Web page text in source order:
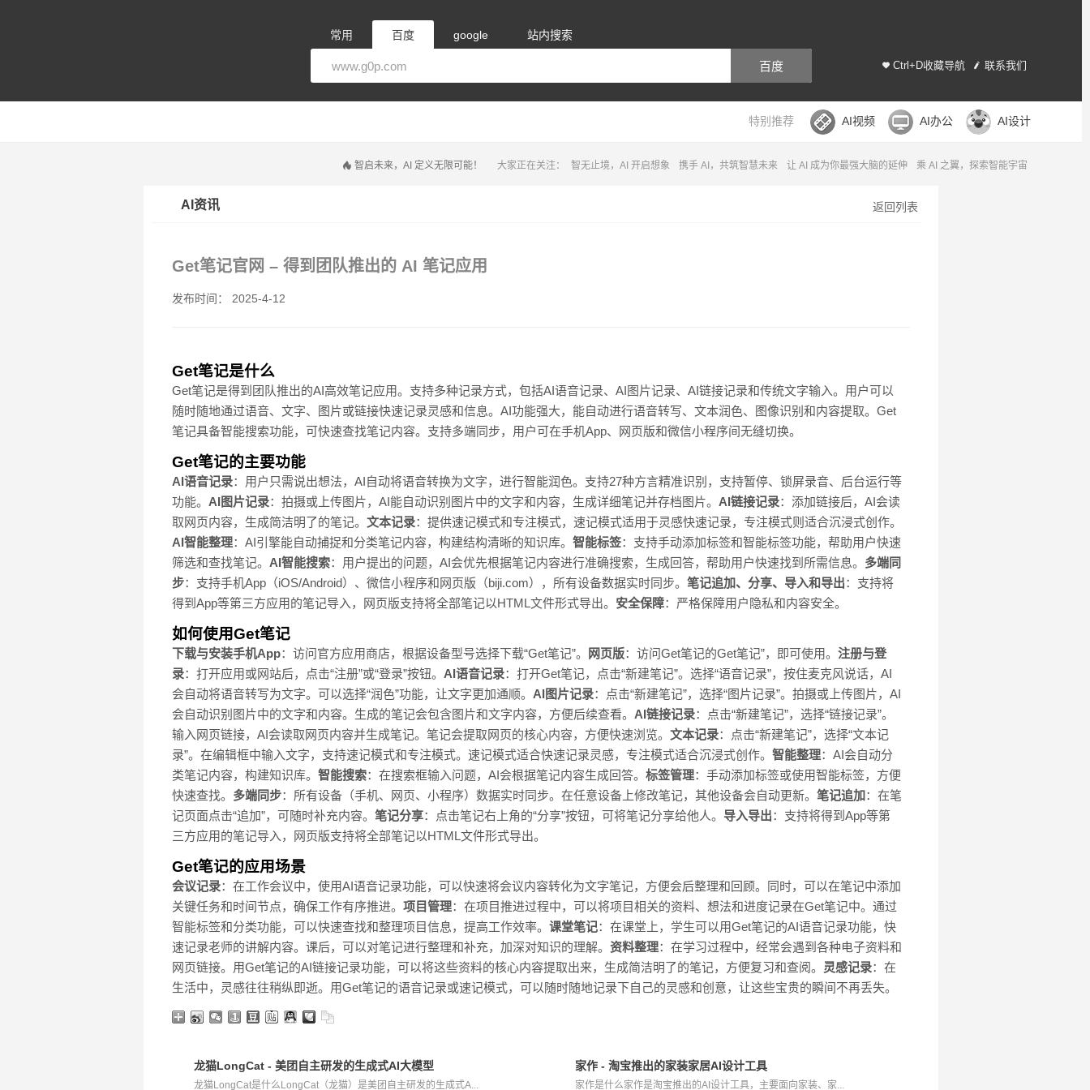
常用 百度 google 站内搜索
Ctrl+D收藏导航 联系我们
百度
特别推荐 AI视频 AI办公 AI设计
大家正在关注： 智无止境，AI 开启想象 携手 AI，共筑智慧未来 让 AI 成为你最强大脑的延伸 乘 AI 之翼，探索智能宇宙
智启未来，AI 定义无限可能！
返回列表
AI资讯
Get笔记官网 – 得到团队推出的 AI 笔记应用
发布时间： 2025-4-12
Get笔记是什么
Get笔记是得到团队推出的AI高效笔记应用。支持多种记录方式，包括AI语音记录、AI图片记录、AI链接记录和传统文字输入。用户可以
随时随地通过语音、文字、图片或链接快速记录灵感和信息。AI功能强大，能自动进行语音转写、文本润色、图像识别和内容提取。Get
笔记具备智能搜索功能，可快速查找笔记内容。支持多端同步，用户可在手机App、网页版和微信小程序间无缝切换。
Get笔记的主要功能
AI语音记录：用户只需说出想法，AI自动将语音转换为文字，进行智能润色。支持27种方言精准识别，支持暂停、锁屏录音、后台运行等
功能。 AI图片记录：拍摄或上传图片，AI能自动识别图片中的文字和内容，生成详细笔记并存档图片。 AI链接记录：添加链接后，AI会读
取网页内容，生成简洁明了的笔记。 文本记录：提供速记模式和专注模式，速记模式适用于灵感快速记录，专注模式则适合沉浸式创作。
AI智能整理：AI引擎能自动捕捉和分类笔记内容，构建结构清晰的知识库。 智能标签：支持手动添加标签和智能标签功能，帮助用户快速
筛选和查找笔记。 AI智能搜索：用户提出的问题，AI会优先根据笔记内容进行准确搜索，生成回答，帮助用户快速找到所需信息。 多端同
步：支持手机App（iOS/Android）、微信小程序和网页版（biji.com），所有设备数据实时同步。 笔记追加、分享、导入和导出：支持将
得到App等第三方应用的笔记导入，网页版支持将全部笔记以HTML文件形式导出。 安全保障：严格保障用户隐私和内容安全。
如何使用Get笔记
下载与安装手机App：访问官方应用商店，根据设备型号选择下载“Get笔记”。 网页版：访问Get笔记的Get笔记”，即可使用。 注册与登
录：打开应用或网站后，点击“注册”或“登录”按钮。 AI语音记录：打开Get笔记，点击“新建笔记”。选择“语音记录”，按住麦克风说话，AI
会自动将语音转写为文字。可以选择“润色”功能，让文字更加通顺。 AI图片记录：点击“新建笔记”，选择“图片记录”。拍摄或上传图片，AI
会自动识别图片中的文字和内容。生成的笔记会包含图片和文字内容，方便后续查看。 AI链接记录：点击“新建笔记”，选择“链接记录”。
输入网页链接，AI会读取网页内容并生成笔记。笔记会提取网页的核心内容，方便快速浏览。 文本记录：点击“新建笔记”，选择“文本记
录”。在编辑框中输入文字，支持速记模式和专注模式。速记模式适合快速记录灵感，专注模式适合沉浸式创作。 智能整理：AI会自动分
类笔记内容，构建知识库。 智能搜索：在搜索框输入问题，AI会根据笔记内容生成回答。 标签管理：手动添加标签或使用智能标签，方便
快速查找。 多端同步：所有设备（手机、网页、小程序）数据实时同步。在任意设备上修改笔记，其他设备会自动更新。 笔记追加：在笔
记页面点击“追加”，可随时补充内容。 笔记分享：点击笔记右上角的“分享”按钮，可将笔记分享给他人。 导入导出：支持将得到App等第
三方应用的笔记导入，网页版支持将全部笔记以HTML文件形式导出。
Get笔记的应用场景
会议记录：在工作会议中，使用AI语音记录功能，可以快速将会议内容转化为文字笔记，方便会后整理和回顾。同时，可以在笔记中添加
关键任务和时间节点，确保工作有序推进。 项目管理：在项目推进过程中，可以将项目相关的资料、想法和进度记录在Get笔记中。通过
智能标签和分类功能，可以快速查找和整理项目信息，提高工作效率。 课堂笔记：在课堂上，学生可以用Get笔记的AI语音记录功能，快
速记录老师的讲解内容。课后，可以对笔记进行整理和补充，加深对知识的理解。 资料整理：在学习过程中，经常会遇到各种电子资料和
网页链接。用Get笔记的AI链接记录功能，可以将这些资料的核心内容提取出来，生成简洁明了的笔记，方便复习和查阅。 灵感记录：在
生活中，灵感往往稍纵即逝。用Get笔记的语音记录或速记模式，可以随时随地记录下自己的灵感和创意，让这些宝贵的瞬间不再丢失。
龙猫LongCat - 美团自主研发的生成式AI大模型
龙猫LongCat是什么LongCat（龙猫）是美团自主研发的生成式A...
家作 - 淘宝推出的家装家居AI设计工具
家作是什么家作是淘宝推出的AI设计工具，主要面向家装、家...